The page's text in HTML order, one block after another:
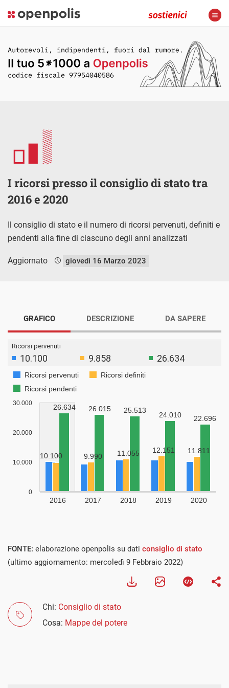
I ricorsi presso il consiglio di stato tra
2016 e 2020
Il consiglio di stato e il numero di ricorsi pervenuti, definiti e
pendenti alla fine di ciascuno degli anni analizzati
Aggiornato giovedì 16 Marzo 2023
GRAFICO DESCRIZIONE DA SAPERE
FONTE: elaborazione openpolis su dati consiglio di stato
(ultimo aggiornamento: mercoledì 9 Febbraio 2022)
Chi: Consiglio di stato
Cosa: Mappe del potere